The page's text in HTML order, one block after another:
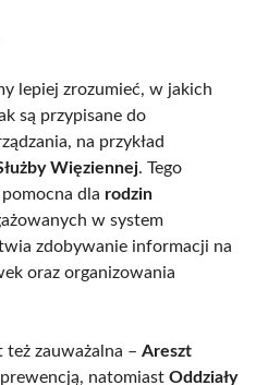
lepiej zrozumieć, w jakich
są przypisane do
na przykład
Więziennej. Tego
dla rodzin
w system
zdobywanie informacji na
oraz organizowania
też zauważalna – Areszt
natomiast Oddziały